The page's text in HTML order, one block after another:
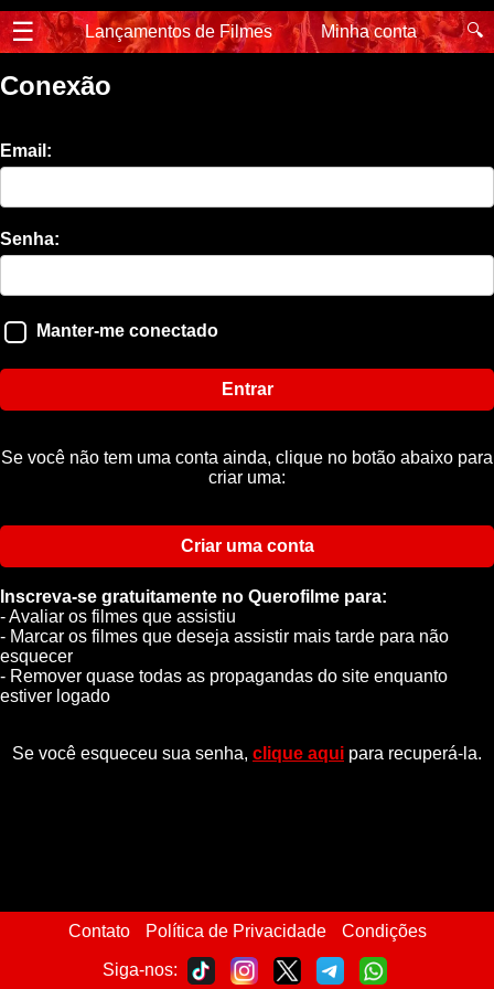
☰ Lançamentos de Filmes Minha conta 🔍
Conexão
Email:
Senha:
Manter-me conectado
Entrar
Se você não tem uma conta ainda, clique no botão abaixo para
criar uma:
Criar uma conta
Inscreva-se gratuitamente no Querofilme para:
- Avaliar os filmes que assistiu
- Marcar os filmes que deseja assistir mais tarde para não
esquecer
- Remover quase todas as propagandas do site enquanto
estiver logado
Se você esqueceu sua senha, clique aqui para recuperá-la.
Contato Política de Privacidade Condições
Siga-nos: